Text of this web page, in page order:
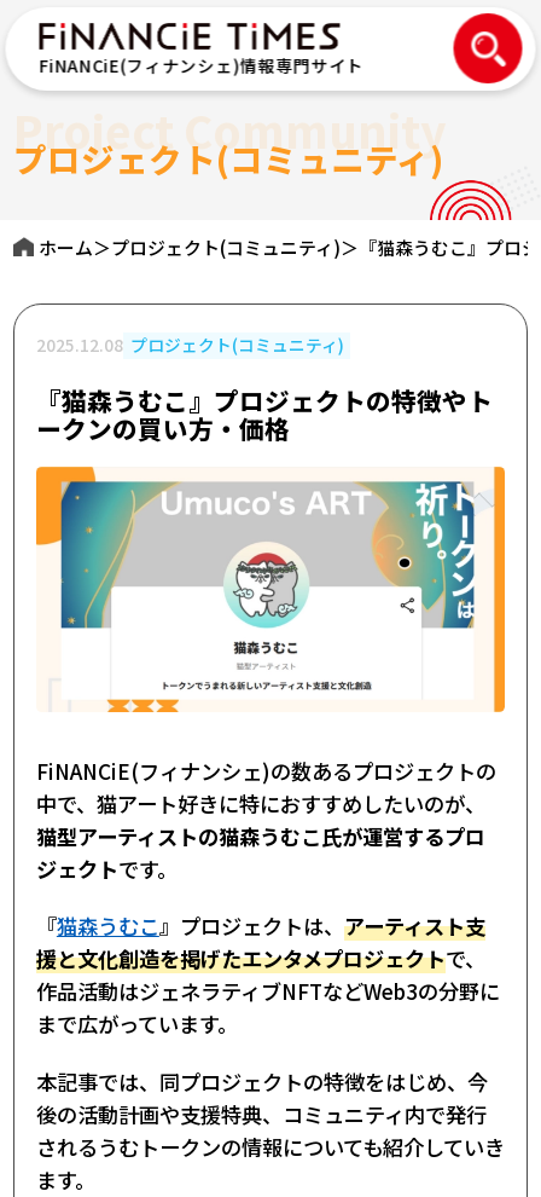
FiNANCiE(フィナンシェ)情報専門サイト
プロジェクト(コミュニティ)
Project Community
ホーム＞プロジェクト(コミュニティ)＞ 『猫森うむこ』プロ
2025.12.08 プロジェクト(コミュニティ)
『猫森うむこ』プロジェクトの特徴やト
ークンの買い方・価格
FiNANCiE(フィナンシェ)の数あるプロジェクトの
中で、猫アート好きに特におすすめしたいのが、
猫型アーティストの猫森うむこ氏が運営するプロ
ジェクトです。
『猫森うむこ』プロジェクトは、 アーティスト支
援と文化創造を掲げたエンタメプロジェクトで、
作品活動はジェネラティブNFTなどWeb3の分野に
まで広がっています。
本記事では、同プロジェクトの特徴をはじめ、今
後の活動計画や支援特典、コミュニティ内で発行
されるうむトークンの情報についても紹介していき
ます。